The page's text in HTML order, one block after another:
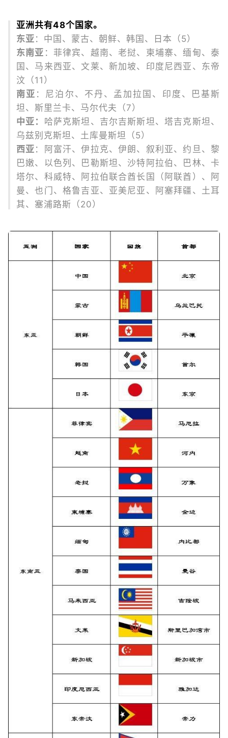
亚洲共有48个国家。
东亚 ：中国、蒙古、朝鲜、韩国、日本（5）
东南亚 ：菲律宾、越南、老挝、柬埔寨、缅甸、泰
国、马来西亚、文莱、新加坡、印度尼西亚、东帝
汶（11）
南亚 ：尼泊尔、不丹、孟加拉国、印度、巴基斯
坦、斯里兰卡、马尔代夫（7）
中亚： 哈萨克斯坦、吉尔吉斯斯坦、塔吉克斯坦、
乌兹别克斯坦、土库曼斯坦（5）
西亚 ：阿富汗、伊拉克、伊朗、叙利亚、约旦、黎
巴嫩、以色列、巴勒斯坦、沙特阿拉伯、巴林、卡
塔尔、科威特、阿拉伯联合酋长国（阿联酋）、阿
曼、也门、格鲁吉亚、亚美尼亚、阿塞拜疆、土耳
其、塞浦路斯（20）